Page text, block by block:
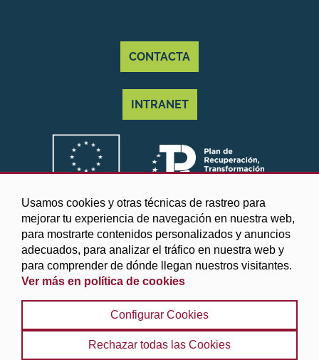
Usamos cookies y otras técnicas de rastreo para
mejorar tu experiencia de navegación en nuestra web,
para mostrarte contenidos personalizados y anuncios
adecuados, para analizar el tráfico en nuestra web y
para comprender de dónde llegan nuestros visitantes.
Ver más en política de cookies
Configurar Cookies
Rechazar todas las Cookies
CONTACTA
INTRANET
©2025 Diputación de Granada
Aviso legal y Política de privacidad | Política de cookies
Protección de datos | Accesibilidad | Búsqueda |
Mapa web